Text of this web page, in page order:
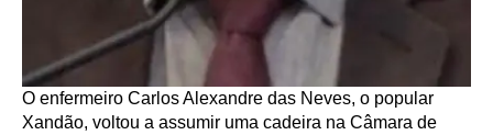
O enfermeiro Carlos Alexandre das Neves, o popular
Xandão, voltou a assumir uma cadeira na Câmara de